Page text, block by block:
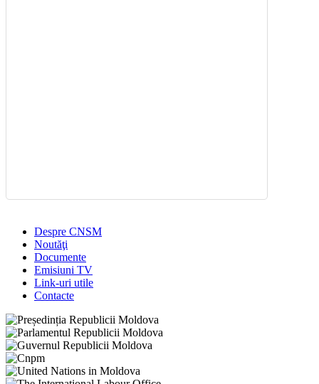
Despre CNSM
Noutăţi
Documente
Emisiuni TV
Link-uri utile
Contacte